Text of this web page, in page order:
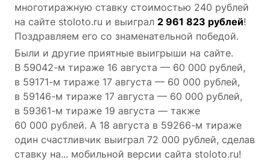
многотиражную ставку стоимостью 240 рублей
на сайте stoloto.ru и выиграл 2 961 823 рублей!
Поздравляем его со знаменательной победой.
Были и другие приятные выигрыши на сайте.
В 59042-м тираже 16 августа — 60 000 рублей,
в 59171-м тираже 17 августа — 60 000 рублей,
в 59146-м тираже 17 августа — 60 000 рублей,
в 59361-м тираже 19 августа — также
60 000 рублей. А 18 августа в 59266-м тираже
один счастливчик выиграл 72 000 рублей, сделав
ставку на... мобильной версии сайта stoloto.ru!